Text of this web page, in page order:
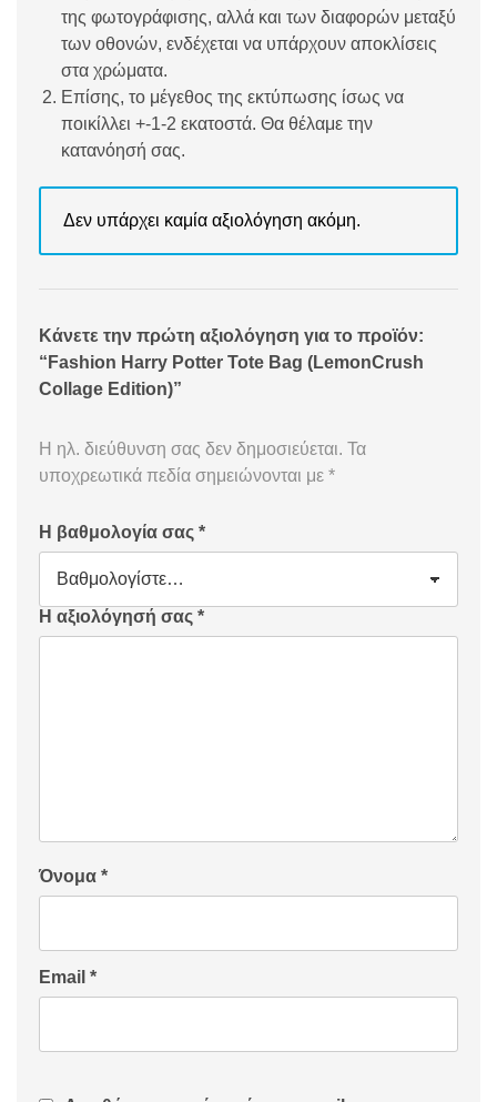
της φωτογράφισης, αλλά και των διαφορών μεταξύ
των οθονών, ενδέχεται να υπάρχουν αποκλίσεις
στα χρώματα.
Επίσης, το μέγεθος της εκτύπωσης ίσως να
ποικίλλει +-1-2 εκατοστά. Θα θέλαμε την
κατανόησή σας.
Δεν υπάρχει καμία αξιολόγηση ακόμη.
Κάνετε την πρώτη αξιολόγηση για το προϊόν:
“Fashion Harry Potter Tote Bag (LemonCrush
Collage Edition)”
Η ηλ. διεύθυνση σας δεν δημοσιεύεται. Τα
υποχρεωτικά πεδία σημειώνονται με *
Η βαθμολογία σας *
Η αξιολόγησή σας *
Όνομα *
Email *